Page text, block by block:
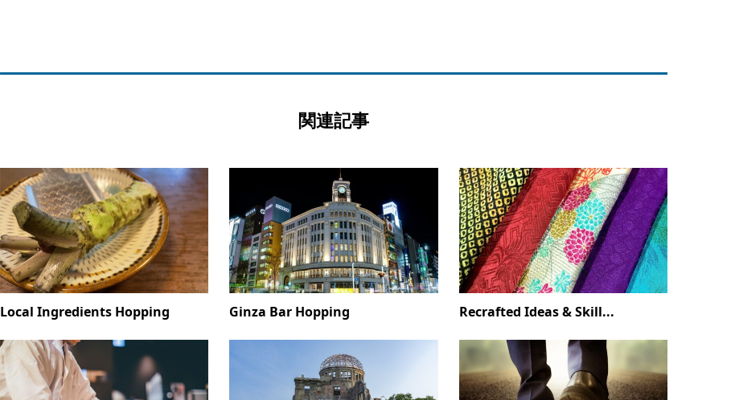
関連記事
Local Ingredients Hopping Ginza Bar Hopping Recrafted Ideas & Skill...